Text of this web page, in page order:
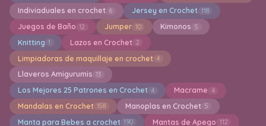
Indiviaduales en crochet 6 Jersey en Crochet 118
Juegos de Baño 12 Jumper 10 Kimonos 5
Knitting 1 Lazos en Crochet 2
Limpiadoras de maquillaje en crochet 4
Llaveros Amigurumis 13
Los Mejores 25 Patrones en Crochet 4 Macrame 4
Mandalas en Crochet 158 Manoplas en Crochet 5
Manta para Bebes a crochet 190 Mantas de Apego 112